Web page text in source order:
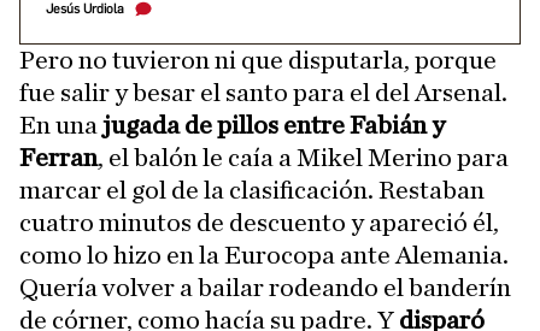
Jesús Urdiola
Pero no tuvieron ni que disputarla, porque
fue salir y besar el santo para el del Arsenal.
En una jugada de pillos entre Fabián y
Ferran, el balón le caía a Mikel Merino para
marcar el gol de la clasificación. Restaban
cuatro minutos de descuento y apareció él,
como lo hizo en la Eurocopa ante Alemania.
Quería volver a bailar rodeando el banderín
de córner, como hacía su padre. Y disparó